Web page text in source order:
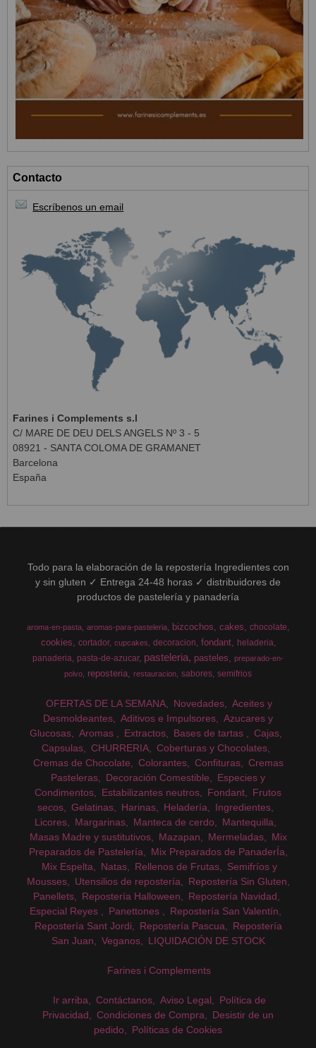
Contacto
Escríbenos un email
Farines i Complements s.l
C/ MARE DE DEU DELS ANGELS Nº 3 - 5
08921 - SANTA COLOMA DE GRAMANET
Barcelona
España
Todo para la elaboración de la repostería Ingredientes con
y sin gluten ✓ Entrega 24-48 horas ✓ distribuidores de
productos de pastelería y panadería
aroma-en-pasta aromas-para-pasteleria bizcochos cakes chocolate
cookies cortador cupcakes decoracion fondant
heladeria
panaderia pasta-de-azucar pasteleria pasteles
preparado-en-
polvo
reposteria restauracion sabores semifrios
OFERTAS DE LA SEMANA Novedades
Aceites y
Desmoldeantes
Aditivos e Impulsores
Azucares y
Glucosas
Aromas Extractos Bases de tartas
Cajas
Capsulas
CHURRERIA
Coberturas y Chocolates
Cremas de Chocolate
Colorantes Confituras
Cremas
Pasteleras
Decoración Comestible
Especies y
Condimentos
Estabilizantes neutros Fondant
Frutos
secos
Gelatinas Harinas Heladería
Ingredientes
Licores
Margarinas Manteca de cerdo
Mantequilla
Masas Madre y sustitutivos
Mazapan Mermeladas
Mix
Preparados de Pastelería
Mix Preparados de PanaderÍa
Mix Espelta
Natas Rellenos de Frutas
Semifríos y
Mousses
Utensilios de repostería
Repostería Sin Gluten
Panellets
Repostería Halloween
Repostería Navidad
Especial Reyes
Panettones
Repostería San Valentín
Repostería Sant Jordi
Repostería Pascua
Repostería
San Juan
Veganos LIQUIDACIÓN DE STOCK
Farines i Complements
Ir arriba Contáctanos Aviso Legal
Política de
Privacidad
Condiciones de Compra
Desistir de un
pedido
Políticas de Cookies